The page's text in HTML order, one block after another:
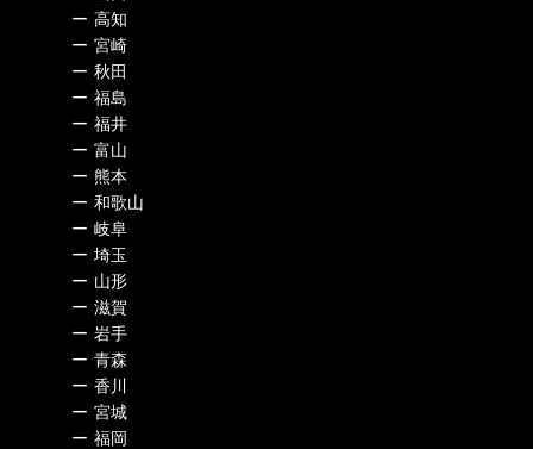
ー 高知
ー 宮崎
ー 秋田
ー 福島
ー 福井
ー 富山
ー 熊本
ー 和歌山
ー 岐阜
ー 埼玉
ー 山形
ー 滋賀
ー 岩手
ー 青森
ー 香川
ー 宮城
ー 福岡